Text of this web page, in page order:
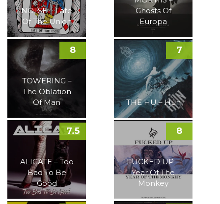
NOI!SE – Fate
Of The Union
Ghosts Of
Europa
TOWERING –
The Oblation
Of Man
8
THE HU – Hun
7
ALICATE – Too
Bad To Be
Good
7.5
FUCKED UP –
Year Of The
Monkey
8